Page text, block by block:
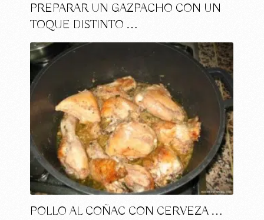
PREPARAR UN GAZPACHO CON UN
TOQUE DISTINTO …
POLLO AL COÑAC CON CERVEZA …